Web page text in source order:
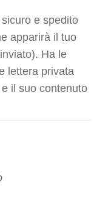
e spedito
apparirà il tuo
Ha le
lettera privata
il suo contenuto